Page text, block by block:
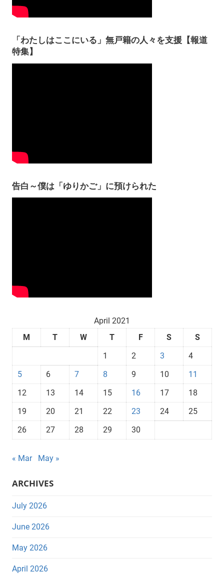
「わたしはここにいる」無戸籍の人々を支援【報道
特集】
告白～僕は「ゆりかご」に預けられた
April 2021
M
T W T F S
S
1
2 3
4
5
6 7 8 9 10
11
12
13 14 15 16 17
18
19
20 21 22 23 24
25
26
27 28 29 30
« Mar May »
ARCHIVES
July 2026
June 2026
May 2026
April 2026